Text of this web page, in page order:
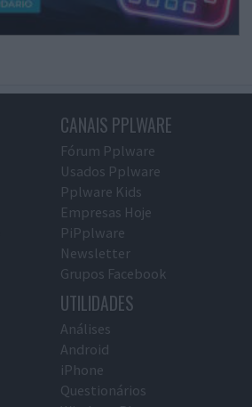
CANAIS PPLWARE
Fórum Pplware
Usados Pplware
Pplware Kids
Empresas Hoje
PiPplware
Newsletter
Grupos Facebook
UTILIDADES
Análises
Android
iPhone
Questionários